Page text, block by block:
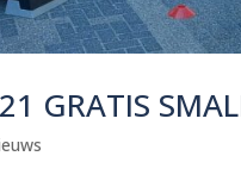
GRATIS